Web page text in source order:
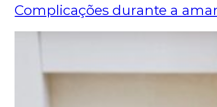
Complicações durante a